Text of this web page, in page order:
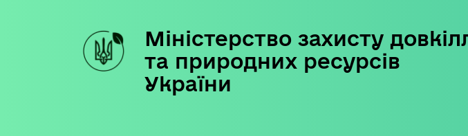
Міністерство захисту
та природних ресурсів
України